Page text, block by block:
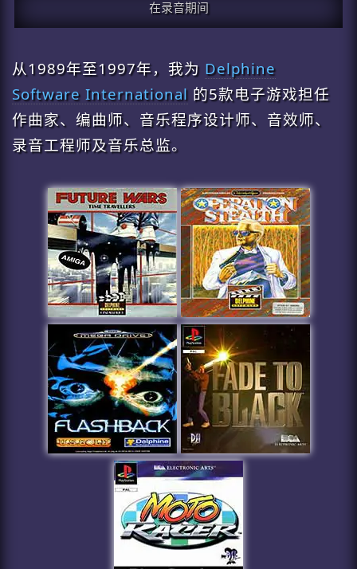
在录音期间
从1989年至1997年，我为 Delphine
Software International 的5款电子游戏担任
作曲家、编曲师、音乐程序设计师、音效师、
录音工程师及音乐总监。